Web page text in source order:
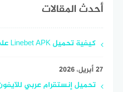
أحدث المقالات
كيفية تحميل Linebet APK على Android خطوة بخطوة
27 أبريل، 2026
تحميل إنستقرام عربي للآيفون 2026 الرسمي اخر